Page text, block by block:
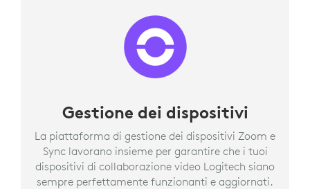
Gestione dei dispositivi
La piattaforma di gestione dei dispositivi Zoom e
Sync lavorano insieme per garantire che i tuoi
dispositivi di collaborazione video Logitech siano
sempre perfettamente funzionanti e aggiornati.